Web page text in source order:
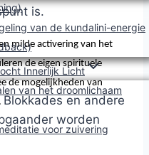
van de kundalini-energie
Innerlijk Licht
van het droomlichaam
voor zuivering
is.
milde activering van het
de eigen spirituele
de mogelijkheden van
Blokkades en andere
worden